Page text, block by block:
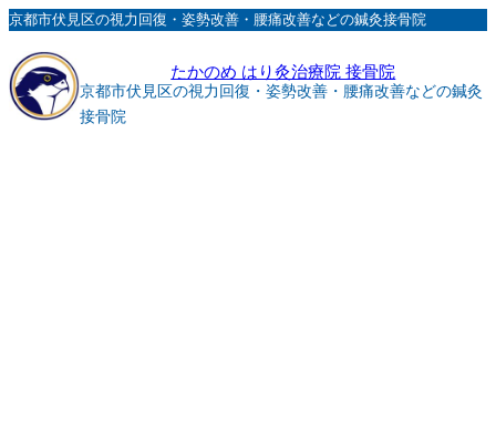
内
を
ス
キ
京都市伏見区の視力回復・姿勢改善・腰痛改善などの鍼灸接骨院
たかのめ はり灸治療院 接骨院
京都市伏見区の視力回復・姿勢改善・腰痛改善などの鍼灸
接骨院